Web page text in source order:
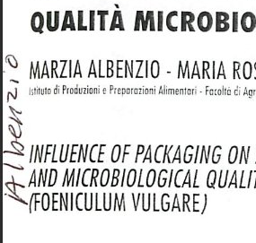
QUAIIIA
•* MARZ1AALBENZIO-MARIA
-J IslHutodiProduzionicPrenorazioni Alimenlari • Fccoltcdi
^ influenceofpackagingon
<^andmicrobiological
Nfoeniculum vulgare;